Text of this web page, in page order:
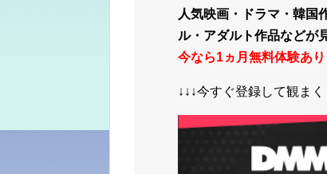
人気映画・ドラマ・韓国
ル・アダルト作品などが
今なら1ヵ月無料体験あり
↓↓↓今すぐ登録して観ま